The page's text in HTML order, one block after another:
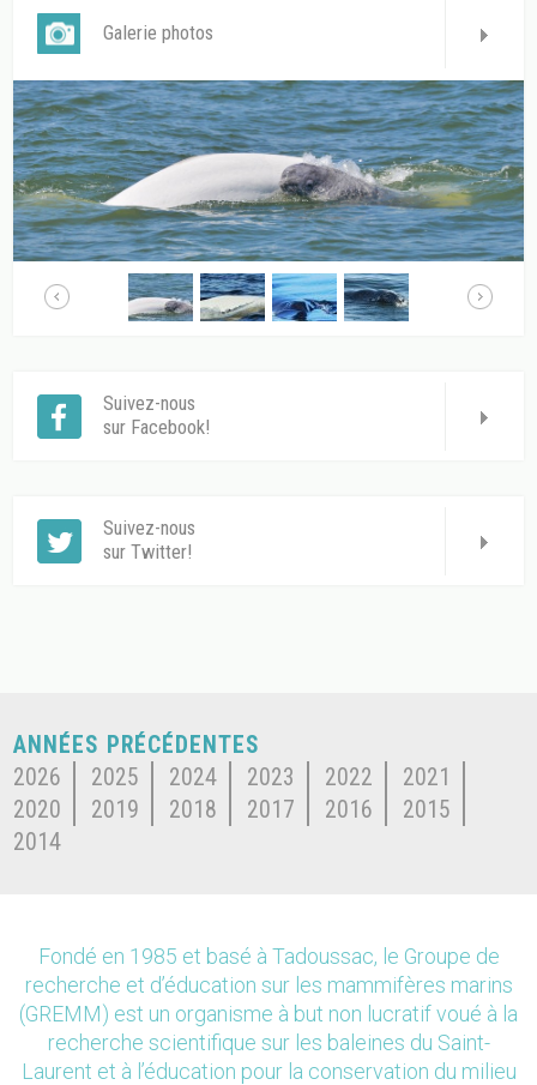
Galerie photos
Suivez-nous
sur Facebook!
Suivez-nous
sur Twitter!
ANNÉES PRÉCÉDENTES
2026
2025 2024 2023 2022
2021
2020
2019 2018 2017 2016
2015
2014
Fondé en 1985 et basé à Tadoussac, le Groupe de
recherche et d’éducation sur les mammifères marins
(GREMM) est un organisme à but non lucratif voué à la
recherche scientifique sur les baleines du Saint-
Laurent et à l’éducation pour la conservation du milieu